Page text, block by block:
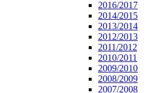
2016/2017
2014/2015
2013/2014
2012/2013
2011/2012
2010/2011
2009/2010
2008/2009
2007/2008